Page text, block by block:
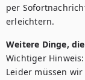
per
Weitere Dinge,
Wichtiger Hinweis:
Leider müssen